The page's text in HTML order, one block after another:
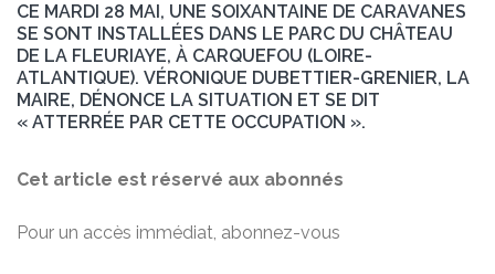
CE MARDI 28 MAI, UNE SOIXANTAINE DE CARAVANES
SE SONT INSTALLÉES DANS LE PARC DU CHÂTEAU
DE LA FLEURIAYE, À CARQUEFOU (LOIRE-
ATLANTIQUE). VÉRONIQUE DUBETTIER-GRENIER, LA
MAIRE, DÉNONCE LA SITUATION ET SE DIT
« ATTERRÉE PAR CETTE OCCUPATION ».
Cet article est réservé aux abonnés
Pour un accès immédiat, abonnez-vous